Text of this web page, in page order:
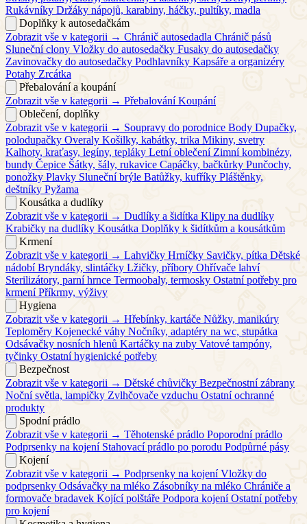
Rukávníky Držáky nápojů, karabiny, háčky, pultíky, madla
Doplňky k autosedačkám
Zobrazit vše v kategorii → Chránič autosedadla Chránič pásů
Sluneční clony Vložky do autosedačky Fusaky do autosedačky
Zavinovačky do autosedačky Podhlavníky Kapsáře a organizéry
Potahy Zrcátka
Přebalování a koupání
Zobrazit vše v kategorii → Přebalování Koupání
Oblečení, doplňky
Zobrazit vše v kategorii → Soupravy do porodnice Body Dupačky,
polodupačky Overaly Košilky, kabátky, trika Mikiny, svetry
Kalhoty, kraťasy, legíny, tepláky Letní oblečení Zimní kombinézy,
bundy Čepice Šátky, šály, rukavice Capáčky, bačkůrky Punčochy,
ponožky Plavky Sluneční brýle Batůžky, kufříky Pláštěnky,
deštníky Pyžama
Kousátka a dudlíky
Zobrazit vše v kategorii → Dudlíky a šidítka Klipy na dudlíky
Krabičky na dudlíky Kousátka Doplňky k šidítkům a kousátkům
Krmení
Zobrazit vše v kategorii → Lahvičky Hrníčky Savičky, pítka Dětské
nádobí Bryndáky, slintáčky Lžičky, příbory Ohřívače lahví
Sterilizátory, parní hrnce Termoobaly, termosky Ostatní potřeby pro
krmení Příkrmy, výživy
Hygiena
Zobrazit vše v kategorii → Hřebínky, kartáče Nůžky, manikúry
Teploměry Kojenecké váhy Nočníky, adaptéry na wc, stupátka
Odsávačky nosních hlenů Kartáčky na zuby Vatové tampóny,
tyčinky Ostatní hygienické potřeby
Bezpečnost
Zobrazit vše v kategorii → Dětské chůvičky Bezpečnostní zábrany
Noční světla, lampičky Zvlhčovače vzduchu Ostatní ochranné
produkty
Spodní prádlo
Zobrazit vše v kategorii → Těhotenské prádlo Poporodní prádlo
Podprsenky na kojení Stahovací prádlo po porodu Podpůrné pásy
Kojení
Zobrazit vše v kategorii → Podprsenky na kojení Vložky do
podprsenky Odsávačky na mléko Zásobníky na mléko Chrániče a
formovače bradavek Kojící polštáře Podpora kojení Ostatní potřeby
pro kojení